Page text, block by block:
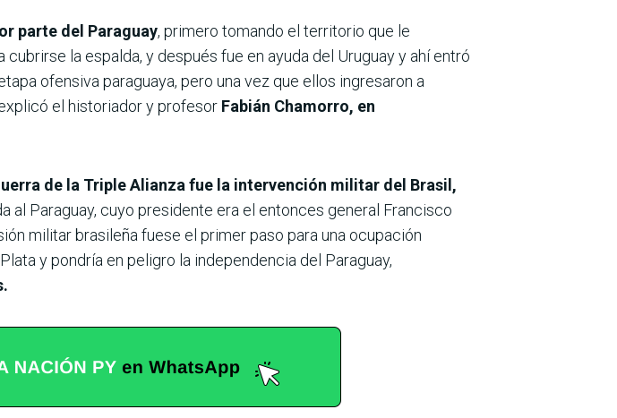
parte del Paraguay, primero tomando el territorio que le
la espalda, y después fue en ayuda del Uruguay y ahí entró
ofensiva paraguaya, pero una vez que ellos ingresaron a
el historiador y profesor Fabián Chamorro, en
de la Triple Alianza fue la intervención militar del Brasil,
al Paraguay, cuyo presidente era el entonces general Francisco
militar brasileña fuese el primer paso para una ocupación
y pondría en peligro la independencia del Paraguay,